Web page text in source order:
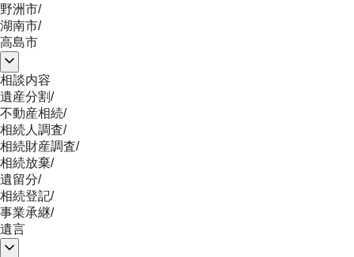
野洲市/
湖南市/
高島市
相談内容
遺産分割/
不動産相続/
相続人調査/
相続財産調査/
相続放棄/
遺留分/
相続登記/
事業承継/
遺言